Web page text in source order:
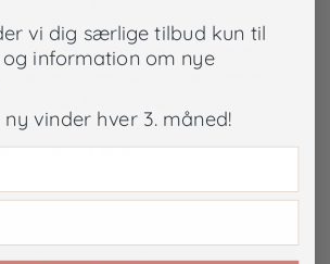
inflammation i kroppen? Cryobehandling
hjælpe dig med at mindske smerter og
knæ, fødder og andre steder på
eller kronisk inflammation i kroppen
træthed, feber,...
vi dig særlige tilbud kun til
information om nye
vinder hver 3. måned!